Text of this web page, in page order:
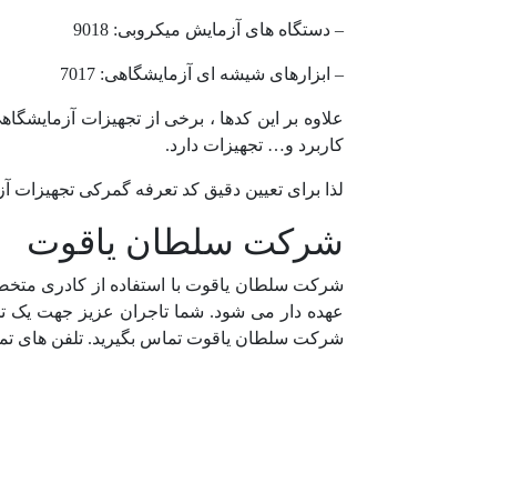
– دستگاه های آزمایش میکروبی: 9018
– ابزارهای شیشه ای آزمایشگاهی: 7017
علاوه بر این کدها ، برخی از تجهیزات
کاربرد و… تجهیزات دارد.
لذا برای تعیین دقیق کد تعرفه گمرکی
شرکت سلطان یاقوت
شرکت سلطان یاقوت با استفاده از کادری
عهده دار می شود. شما تاجران عزیز جهت یک
شرکت سلطان یاقوت تماس بگیرید. تلفن های تماس: 09121995406 –